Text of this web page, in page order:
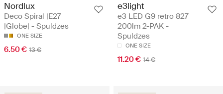
Nordlux
Deco Spiral |E27
|Globe| - Spuldzes
ONE SIZE
6.50 € 13 €
e3light
e3 LED G9 retro 827
200lm 2-PAK -
Spuldzes
ONE SIZE
11.20 € 14 €